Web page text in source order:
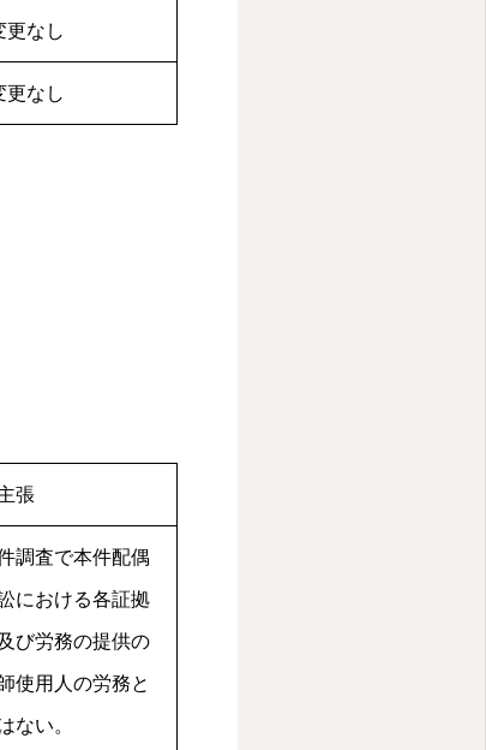
更なし
更なし
調査で本件配偶
における各証拠
び労務の提供の
使用人の労務と
ない。